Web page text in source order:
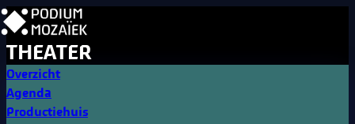
THEATER
Overzicht
Agenda
Productiehuis